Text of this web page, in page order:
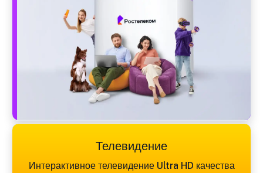
Телевидение
Интерактивное телевидение Ultra HD качества